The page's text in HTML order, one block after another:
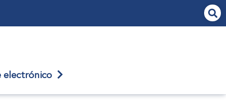
electrónico